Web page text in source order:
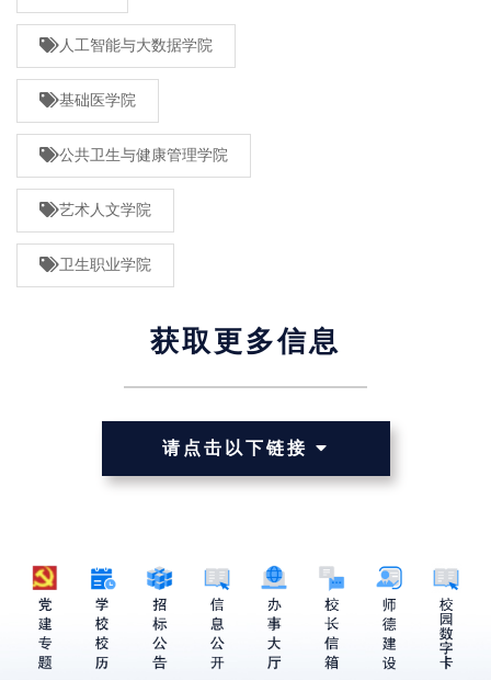
人工智能与大数据学院
基础医学院
公共卫生与健康管理学院
艺术人文学院
卫生职业学院
获取更多信息
请点击以下链接